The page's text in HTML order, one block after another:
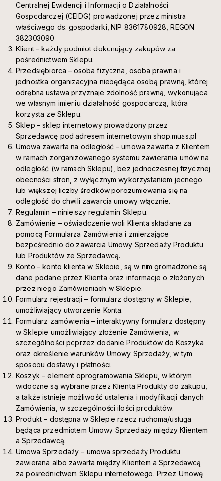
Centralnej Ewidencji i Informacji o Działalności
Gospodarczej (CEIDG) prowadzonej przez ministra
właściwego ds. gospodarki, NIP 8361780928, REGON
382303090
Klient – każdy podmiot dokonujący zakupów za
pośrednictwem Sklepu.
Przedsiębiorca – osoba fizyczna, osoba prawna i
jednostka organizacyjna niebędąca osobą prawną, której
odrębna ustawa przyznaje zdolność prawną, wykonująca
we własnym imieniu działalność gospodarczą, która
korzysta ze Sklepu.
Sklep – sklep internetowy prowadzony przez
Sprzedawcę pod adresem internetowym shop.muas.pl
Umowa zawarta na odległość – umowa zawarta z Klientem
w ramach zorganizowanego systemu zawierania umów na
odległość (w ramach Sklepu), bez jednoczesnej fizycznej
obecności stron, z wyłącznym wykorzystaniem jednego
lub większej liczby środków porozumiewania się na
odległość do chwili zawarcia umowy włącznie.
Regulamin – niniejszy regulamin Sklepu.
Zamówienie – oświadczenie woli Klienta składane za
pomocą Formularza Zamówienia i zmierzające
bezpośrednio do zawarcia Umowy Sprzedaży Produktu
lub Produktów ze Sprzedawcą.
Konto – konto klienta w Sklepie, są w nim gromadzone są
dane podane przez Klienta oraz informacje o złożonych
przez niego Zamówieniach w Sklepie.
Formularz rejestracji – formularz dostępny w Sklepie,
umożliwiający utworzenie Konta.
Formularz zamówienia – interaktywny formularz dostępny
w Sklepie umożliwiający złożenie Zamówienia, w
szczególności poprzez dodanie Produktów do Koszyka
oraz określenie warunków Umowy Sprzedaży, w tym
sposobu dostawy i płatności.
Koszyk – element oprogramowania Sklepu, w którym
widoczne są wybrane przez Klienta Produkty do zakupu,
a także istnieje możliwość ustalenia i modyfikacji danych
Zamówienia, w szczególności ilości produktów.
Produkt – dostępna w Sklepie rzecz ruchoma/usługa
będąca przedmiotem Umowy Sprzedaży między Klientem
a Sprzedawcą.
Umowa Sprzedaży – umowa sprzedaży Produktu
zawierana albo zawarta między Klientem a Sprzedawcą
za pośrednictwem Sklepu internetowego. Przez Umowę